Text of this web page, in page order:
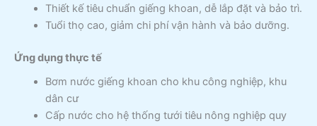
Thiết kế tiêu chuẩn giếng khoan, dễ lắp đặt và bảo trì.
Tuổi thọ cao, giảm chi phí vận hành và bảo dưỡng.
Ứng dụng thực tế
Bơm nước giếng khoan cho khu công nghiệp, khu
dân cư
Cấp nước cho hệ thống tưới tiêu nông nghiệp quy